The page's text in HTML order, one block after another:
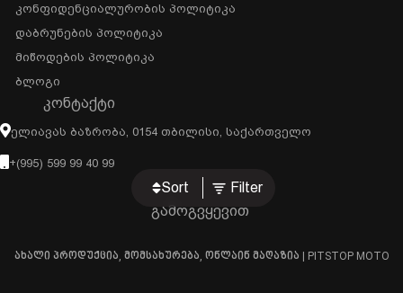
Sort Filter
Კონფიდენციალურობის Პოლიტიკა
Დაბრუნების Პოლიტიკა
Მიწოდების Პოლიტიკა
Ბლოგი
ᲙᲝᲜᲢᲐᲥᲢᲘ
Ელიავას Ბაზრობა, 0154 Თბილისი, Საქართველო
+(995) 599 99 40 99
გამოგვყევით
ახალი პროდუქცია, მომსახურება, ონლაინ მაღაზია | PITSTOP MOTO